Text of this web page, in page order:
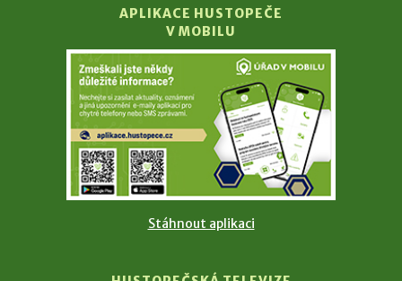
APLIKACE HUSTOPEČE
V MOBILU
Stáhnout aplikaci